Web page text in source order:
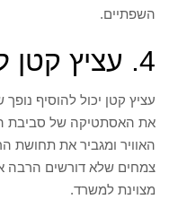
השפתיים.
4. עציץ קטן למשרד
עציץ קטן יכול להוסיף
את האסתטיקה של סביבת
האוויר ומגביר את תחושת
צמחים שלא דורשים הרבה
מצוינת למשרד.